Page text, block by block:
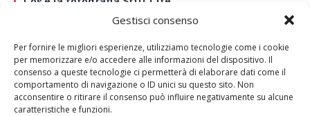
Gestisci consenso
Per fornire le migliori esperienze, utilizziamo tecnologie come i cookie
per memorizzare e/o accedere alle informazioni del dispositivo. Il
consenso a queste tecnologie ci permetterà di elaborare dati come il
comportamento di navigazione o ID unici su questo sito. Non
acconsentire o ritirare il consenso può influire negativamente su alcune
caratteristiche e funzioni.
Hai mai sentito parlare di Still Life? E’ un particolare stile
che prende il via direttamente…
TECNICHE FOTOGRAFICHE